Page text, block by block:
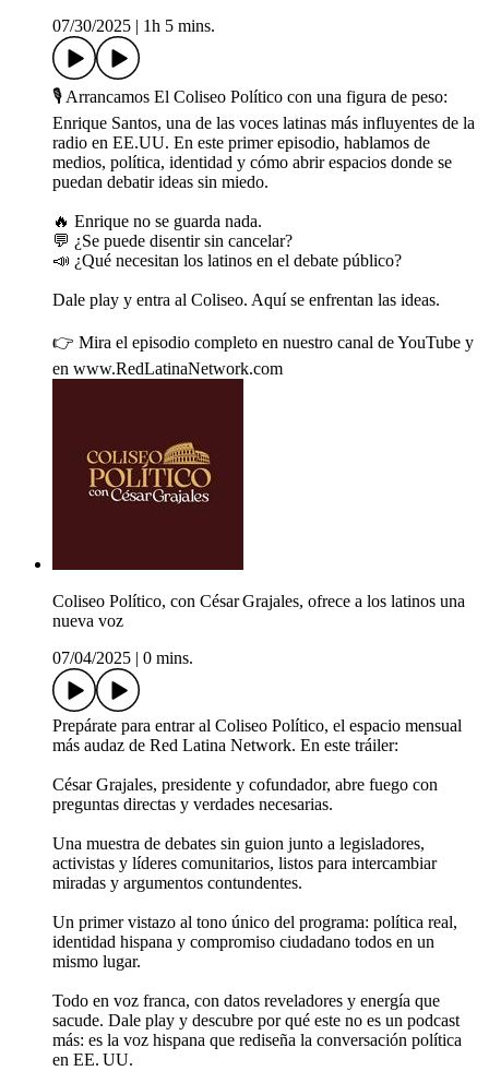
07/30/2025
1h 5 mins.
🎙 Arrancamos El Coliseo Político con una figura de peso:
Enrique Santos, una de las voces latinas más influyentes de la
radio en EE.UU. En este primer episodio, hablamos de
medios, política, identidad y cómo abrir espacios donde se
puedan debatir ideas sin miedo.
🔥 Enrique no se guarda nada.
💬 ¿Se puede disentir sin cancelar?
📣 ¿Qué necesitan los latinos en el debate público?
Dale play y entra al Coliseo. Aquí se enfrentan las ideas.
👉 Mira el episodio completo en nuestro canal de YouTube y
en www.RedLatinaNetwork.com
Coliseo Político, con César Grajales, ofrece a los latinos una
nueva voz
07/04/2025
0 mins.
Prepárate para entrar al Coliseo Político, el espacio mensual
más audaz de Red Latina Network. En este tráiler:
César Grajales, presidente y cofundador, abre fuego con
preguntas directas y verdades necesarias.
Una muestra de debates sin guion junto a legisladores,
activistas y líderes comunitarios, listos para intercambiar
miradas y argumentos contundentes.
Un primer vistazo al tono único del programa: política real,
identidad hispana y compromiso ciudadano todos en un
mismo lugar.
Todo en voz franca, con datos reveladores y energía que
sacude. Dale play y descubre por qué este no es un podcast
más: es la voz hispana que rediseña la conversación política
en EE. UU.